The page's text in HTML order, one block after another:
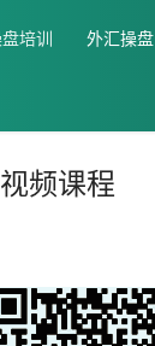
培训 外汇操盘
频课程